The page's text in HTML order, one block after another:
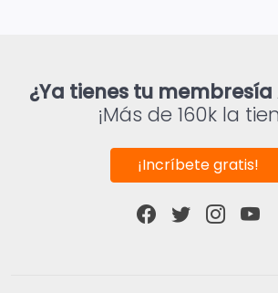
¿Ya tienes tu membresía
¡Más de 160k la
¡Incríbete gratis!